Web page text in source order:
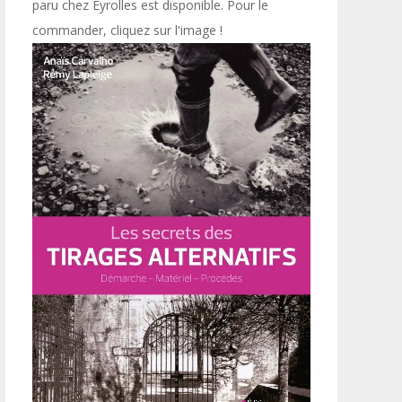
paru chez Eyrolles est disponible. Pour le
commander, cliquez sur l'image !